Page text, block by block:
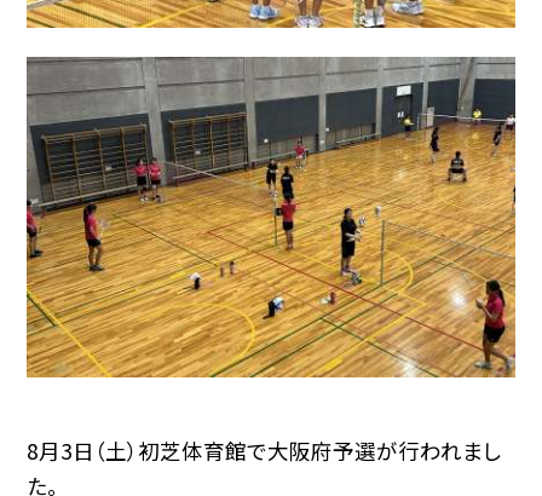
8月3日（土）初芝体育館で大阪府予選が行われまし
た。